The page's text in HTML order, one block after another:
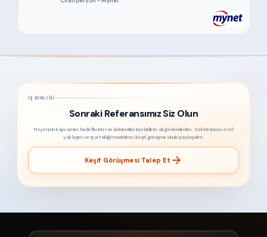
İŞ BIRLIĞI
Sonraki Referansımız Siz Olun
Projenizin kapsamını, hedeflerinizi ve beklentilerinizi birlikte değerlendirelim. Sektörünüze özel
yaklaşım ve iş ortaklığı modelimizi keşif görüşmesinde paylaşalım.
Keşif Görüşmesi Talep Et